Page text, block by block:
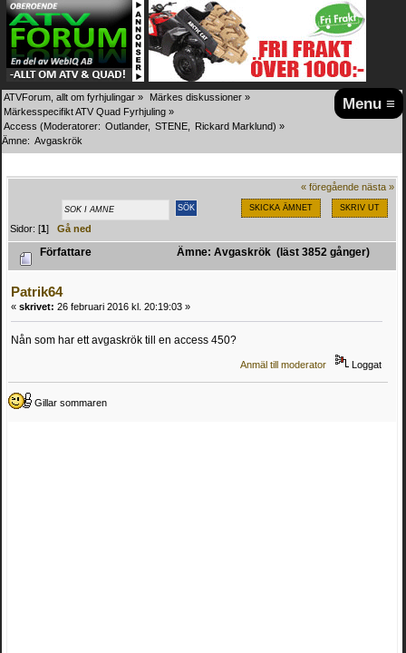
Menu ≡
ATVForum, allt om fyrhjulingar » Märkes diskussioner »
Märkesspecifikt ATV Quad Fyrhjuling »
Access (Moderatorer: Outlander, STENE Rickard Marklund) »
Ämne: Avgaskrök
« föregående nästa »
SKICKA ÄMNET SKRIV UT
Sidor: [1]Gå ned
Författare Ämne: Avgaskrök (läst 3852 gånger)
Patrik64
« skrivet: 26 februari 2016 kl. 20:19:03 »
Nån som har ett avgaskrök till en access 450?
Anmäl till moderator Loggat
Gillar sommaren